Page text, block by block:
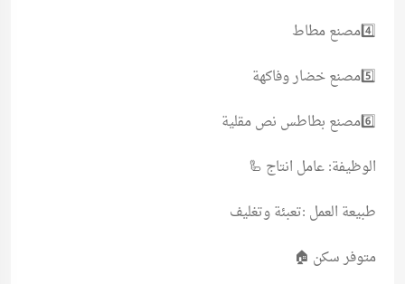
4️⃣مصنع مطاط
5️⃣مصنع خضار وفاكهة
6️⃣مصنع بطاطس نص مقلية
الوظيفة: عامل انتاج 🦾
طبيعة العمل :تعبئة وتغليف
متوفر سكن 🏠